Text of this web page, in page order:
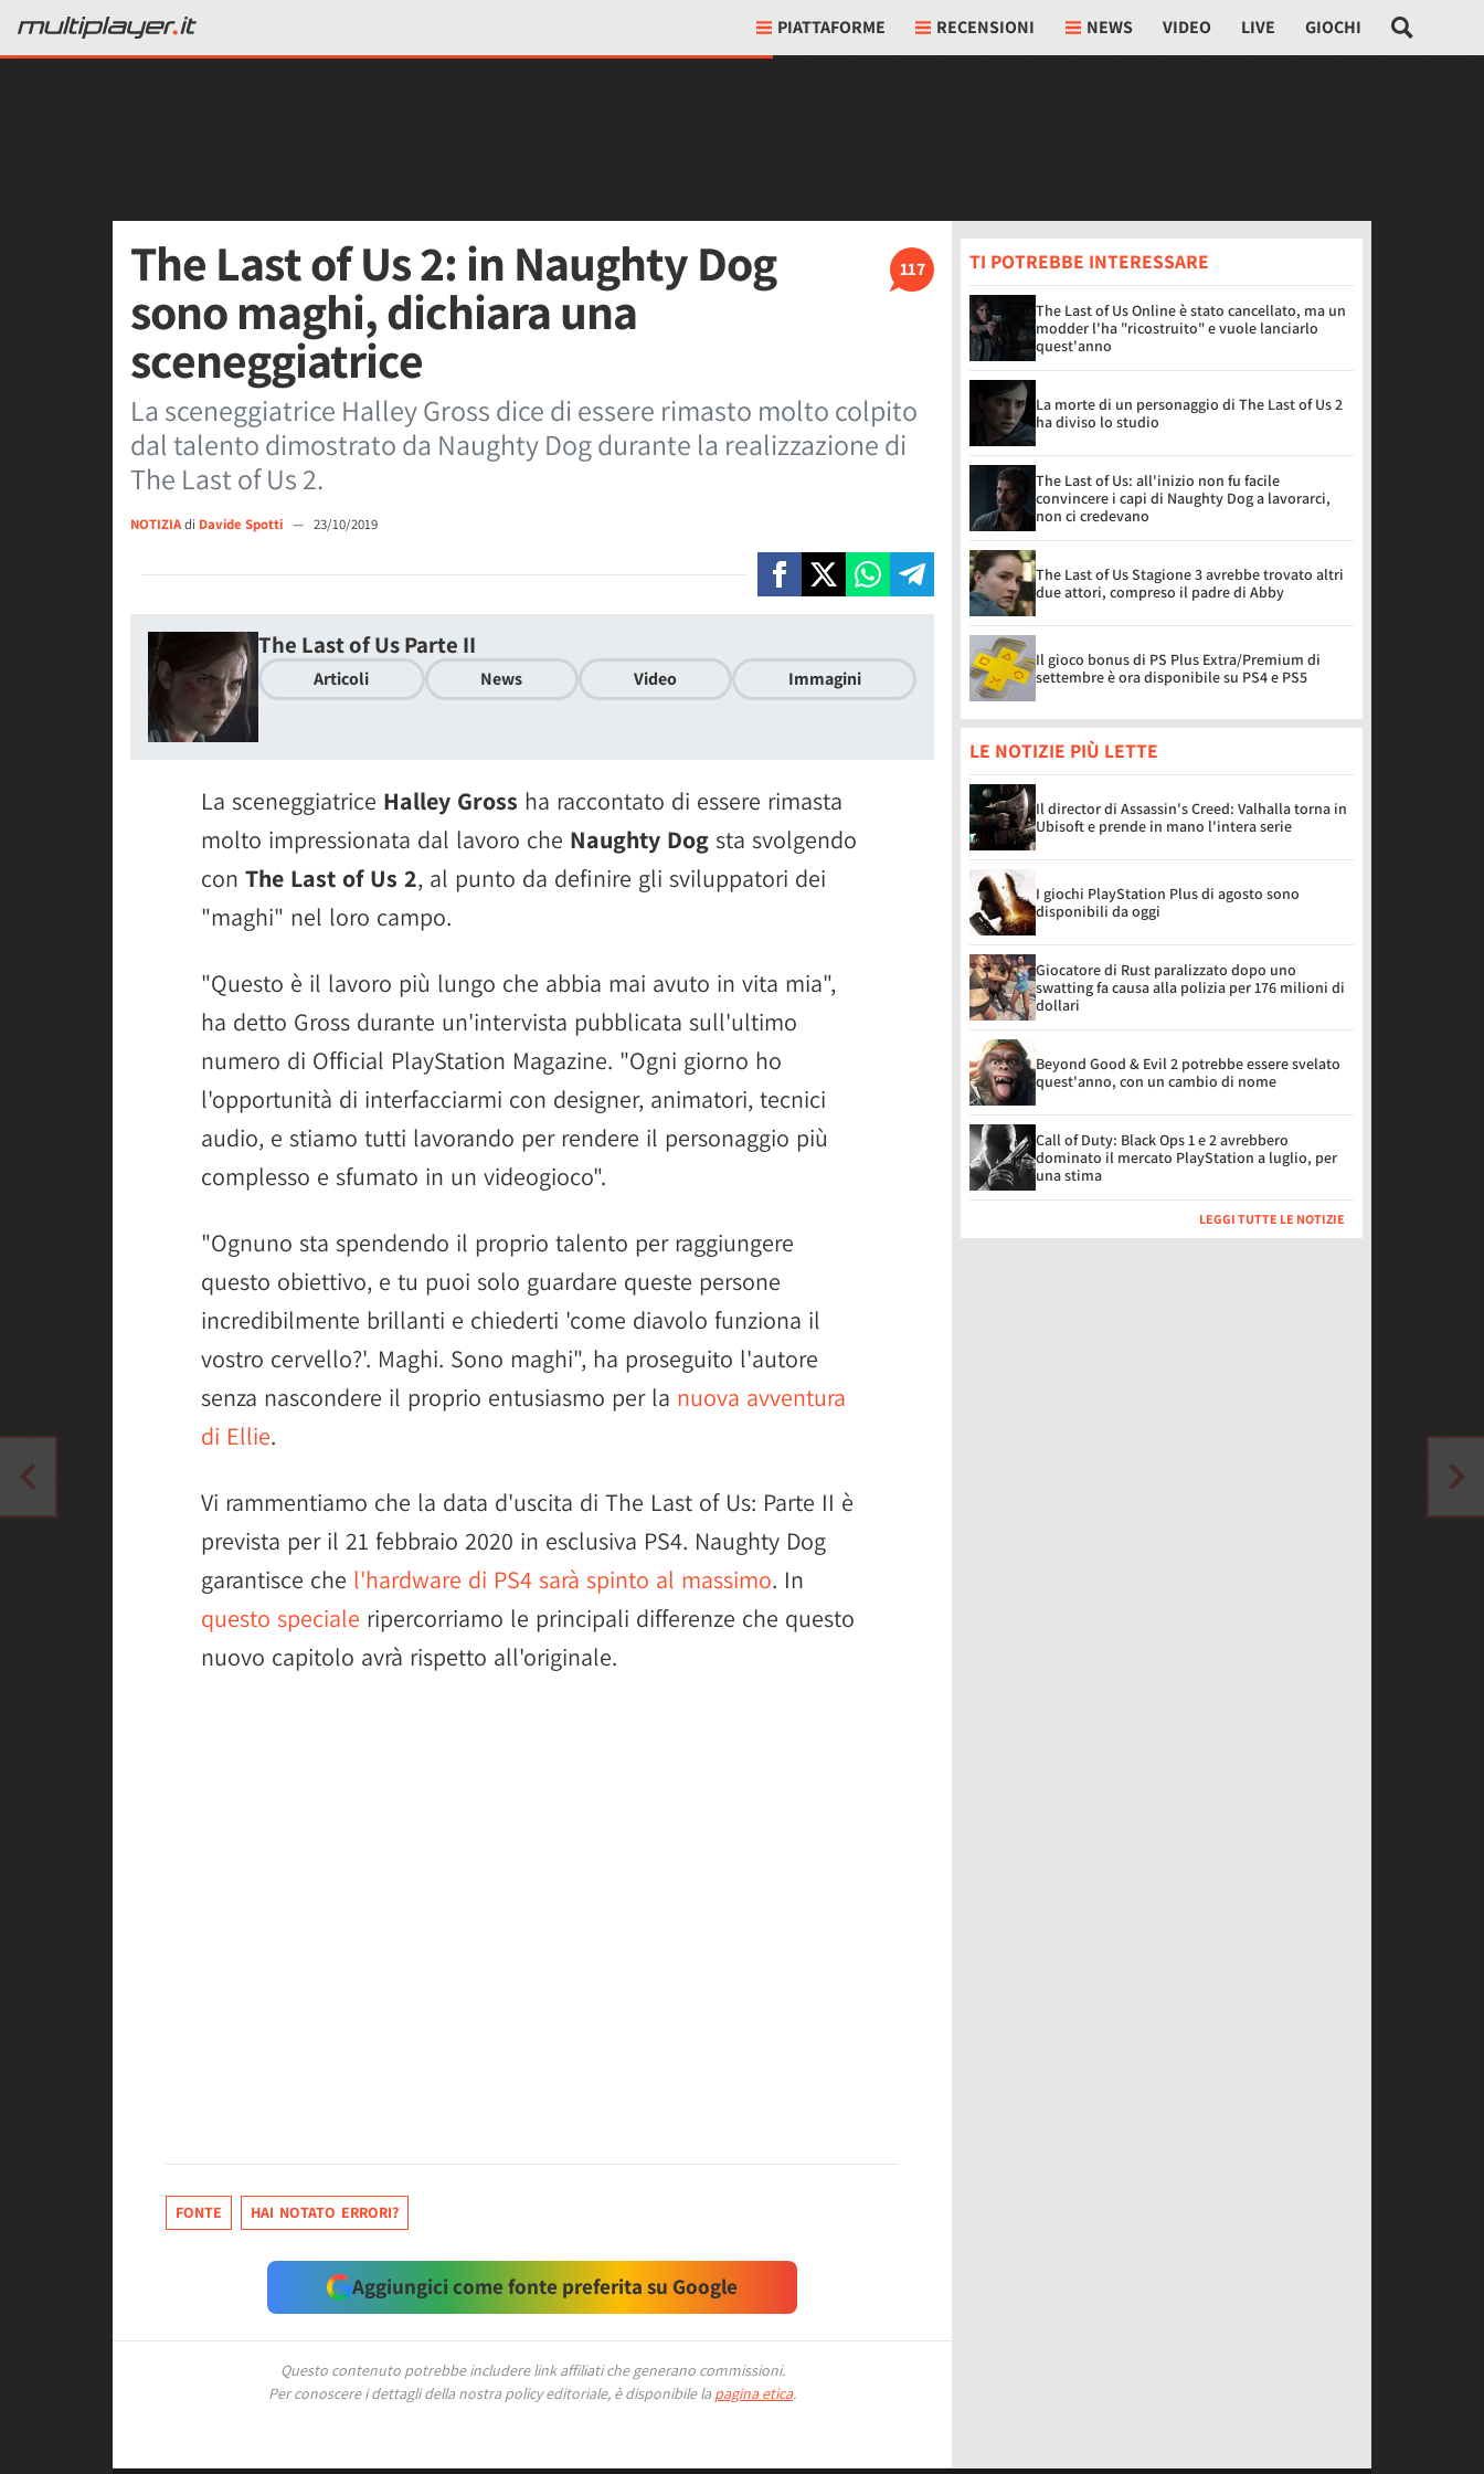
PIATTAFORME RECENSIONI NEWS VIDEO LIVE GIOCHI
117
The Last of Us 2: in Naughty Dog
sono maghi, dichiara una
sceneggiatrice
La sceneggiatrice Halley Gross dice di essere rimasto molto colpito
dal talento dimostrato da Naughty Dog durante la realizzazione di
The Last of Us 2.
NOTIZIAdi Davide Spotti — 23/10/2019
The Last of Us Parte II
Articoli News Video Immagini
La sceneggiatrice Halley Gross ha raccontato di essere rimasta
molto impressionata dal lavoro che Naughty Dog sta svolgendo
con The Last of Us 2, al punto da definire gli sviluppatori dei
"maghi" nel loro campo.
"Questo è il lavoro più lungo che abbia mai avuto in vita mia",
ha detto Gross durante un'intervista pubblicata sull'ultimo
numero di Official PlayStation Magazine. "Ogni giorno ho
l'opportunità di interfacciarmi con designer, animatori, tecnici
audio, e stiamo tutti lavorando per rendere il personaggio più
complesso e sfumato in un videogioco".
"Ognuno sta spendendo il proprio talento per raggiungere
questo obiettivo, e tu puoi solo guardare queste persone
incredibilmente brillanti e chiederti 'come diavolo funziona il
vostro cervello?'. Maghi. Sono maghi", ha proseguito l'autore
senza nascondere il proprio entusiasmo per la nuova avventura
di Ellie.
Vi rammentiamo che la data d'uscita di The Last of Us: Parte II è
prevista per il 21 febbraio 2020 in esclusiva PS4. Naughty Dog
garantisce che l'hardware di PS4 sarà spinto al massimo. In
questo speciale ripercorriamo le principali differenze che questo
nuovo capitolo avrà rispetto all'originale.
FONTE HAI NOTATO ERRORI?
Aggiungici come fonte preferita su Google
Questo contenuto potrebbe includere link affiliati che generano commissioni.
Per conoscere i dettagli della nostra policy editoriale, è disponibile la pagina etica.
TI POTREBBE INTERESSARE
The Last of Us Online è stato cancellato, ma un
modder l'ha "ricostruito" e vuole lanciarlo
quest'anno
La morte di un personaggio di The Last of Us 2
ha diviso lo studio
The Last of Us: all'inizio non fu facile
convincere i capi di Naughty Dog a lavorarci,
non ci credevano
The Last of Us Stagione 3 avrebbe trovato altri
due attori, compreso il padre di Abby
Il gioco bonus di PS Plus Extra/Premium di
settembre è ora disponibile su PS4 e PS5
LE NOTIZIE PIÙ LETTE
Il director di Assassin's Creed: Valhalla torna in
Ubisoft e prende in mano l'intera serie
I giochi PlayStation Plus di agosto sono
disponibili da oggi
Giocatore di Rust paralizzato dopo uno
swatting fa causa alla polizia per 176 milioni di
dollari
Beyond Good & Evil 2 potrebbe essere svelato
quest'anno, con un cambio di nome
Call of Duty: Black Ops 1 e 2 avrebbero
dominato il mercato PlayStation a luglio, per
una stima
LEGGI TUTTE LE NOTIZIE